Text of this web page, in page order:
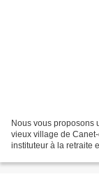
Nous vous proposons
vieux village de
instituteur à la retraite